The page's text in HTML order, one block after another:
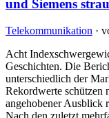
und Siemens
Telekommunikation ·
Acht
Geschichten. Die
unterschiedlich der
Rekordwerte schützen
angehobener Ausblick
Nach den zuletzt